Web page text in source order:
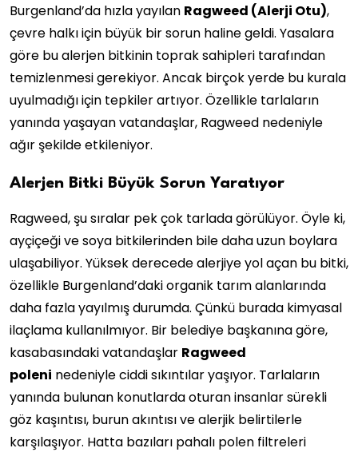
Burgenland’da hızla yayılan Ragweed (Alerji Otu),
çevre halkı için büyük bir sorun haline geldi. Yasalara
göre bu alerjen bitkinin toprak sahipleri tarafından
temizlenmesi gerekiyor. Ancak birçok yerde bu kurala
uyulmadığı için tepkiler artıyor. Özellikle tarlaların
yanında yaşayan vatandaşlar, Ragweed nedeniyle
ağır şekilde etkileniyor.
Alerjen Bitki Büyük Sorun Yaratıyor
Ragweed, şu sıralar pek çok tarlada görülüyor. Öyle ki,
ayçiçeği ve soya bitkilerinden bile daha uzun boylara
ulaşabiliyor. Yüksek derecede alerjiye yol açan bu bitki,
özellikle Burgenland’daki organik tarım alanlarında
daha fazla yayılmış durumda. Çünkü burada kimyasal
ilaçlama kullanılmıyor. Bir belediye başkanına göre,
kasabasındaki vatandaşlar Ragweed
poleni nedeniyle ciddi sıkıntılar yaşıyor. Tarlaların
yanında bulunan konutlarda oturan insanlar sürekli
göz kaşıntısı, burun akıntısı ve alerjik belirtilerle
karşılaşıyor. Hatta bazıları pahalı polen filtreleri